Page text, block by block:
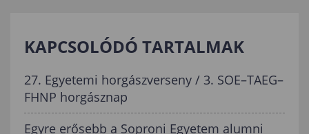
KAPCSOLÓDÓ TARTALMAK
27. Egyetemi horgászverseny / 3. SOE–TAEG–
FHNP horgásznap
Egyre erősebb a Soproni Egyetem alumni